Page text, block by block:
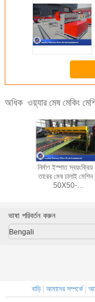
অধিক ওয়্যার মেষ মেকিং
নির্মাণ ইস্পাত স্বয়ংক্রিয়
তারের মেষ ঢালাই মেশিন
50X50-
ভাষা পরিবর্তন করুন
Bengali
বাড়ি| আমাদের সম্পর্কে|